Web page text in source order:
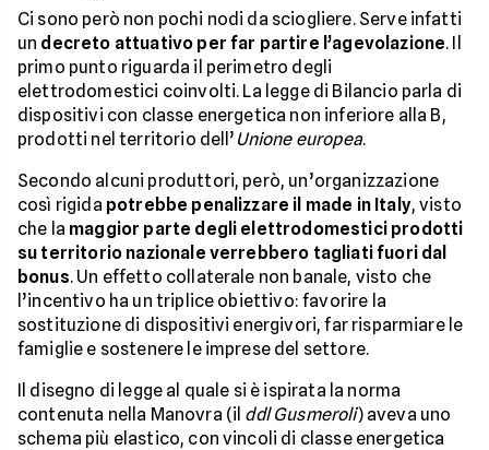
Ci sono però non pochi nodi da sciogliere. Serve infatti
un decreto attuativo per far partire l’agevolazione. Il
primo punto riguarda il perimetro degli
elettrodomestici coinvolti. La legge di Bilancio parla di
dispositivi con classe energetica non inferiore alla B,
prodotti nel territorio dell’ Unione europea.
Secondo alcuni produttori, però, un’organizzazione
così rigida potrebbe penalizzare il made in Italy, visto
che la maggior parte degli elettrodomestici prodotti
su territorio nazionale verrebbero tagliati fuori dal
bonus. Un effetto collaterale non banale, visto che
l’incentivo ha un triplice obiettivo: favorire la
sostituzione di dispositivi energivori, far risparmiare le
famiglie e sostenere le imprese del settore.
Il disegno di legge al quale si è ispirata la norma
contenuta nella Manovra (il ddl Gusmeroli) aveva uno
schema più elastico, con vincoli di classe energetica